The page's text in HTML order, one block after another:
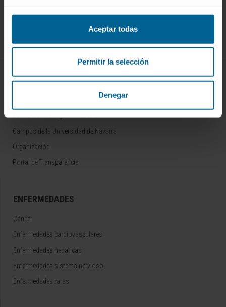
Aceptar todas
Permitir la selección
Denegar
CONOZCA EL CIMA
Campus de la Universidad de Navarra
Organización
Portal de Transparencia
ENFERMEDADES
Cáncer
Enfermedades cardiovasculares
Enfermedades hepáticas
Enfermedades sistema nervioso
Enfermedades raras